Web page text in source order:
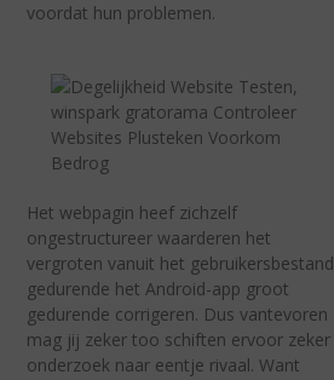
voordat hun problemen.
Het webpagin heef zichzelf
ongestructureer waarderen het
vergroten vanuit het gebruikersbestand
gedurende het Android-app groot
gedurende corrigeren. Dus vantevoren
mag jij zeker too schiften ervoor zeker
onderzoek naar eentje rivaal. Want